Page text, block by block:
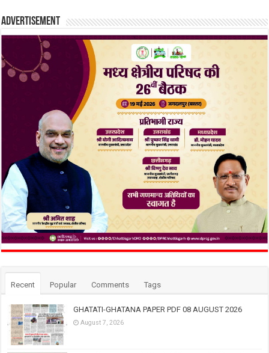
Advertisement
Recent Popular Comments Tags
GHATATI-GHATANA PAPER PDF 08 AUGUST 2026
August 7, 2026